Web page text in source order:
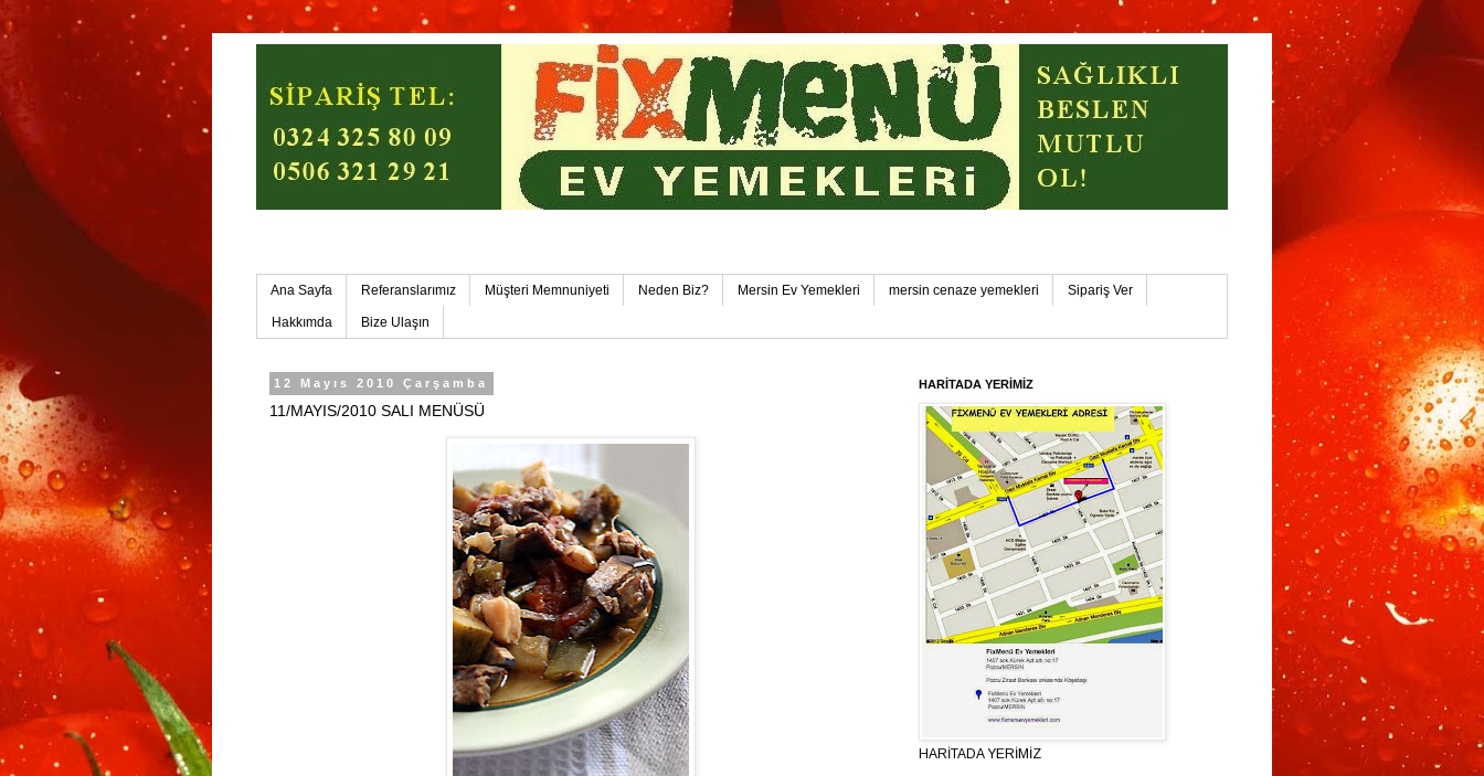
Ana Sayfa Referanslarımız Müşteri Memnuniyeti Neden Biz? Mersin Ev Yemekleri mersin cenaze yemekleri Sipariş Ver
Hakkımda Bize Ulaşın
12 Mayıs 2010 Çarşamba
11/MAYIS/2010 SALI MENÜSÜ
HARİTADA YERİMİZ
HARİTADA YERİMİZ